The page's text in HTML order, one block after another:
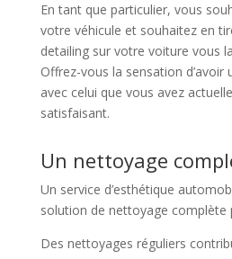
En tant que particulier, vous
votre véhicule et souhaitez en
detailing sur votre voiture vous
Offrez-vous la sensation d’avoir
avec celui que vous avez
satisfaisant.
Un nettoyage
Un service d’esthétique
solution de nettoyage complète
Des nettoyages réguliers